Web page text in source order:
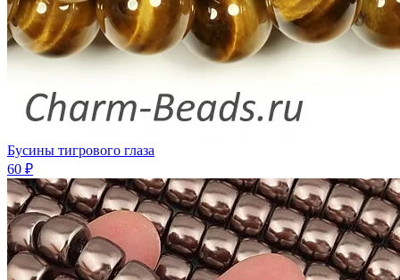
Бусины тигрового глаза
60 ₽